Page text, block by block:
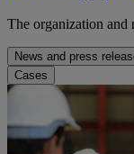
The organization and
News and press
Cases